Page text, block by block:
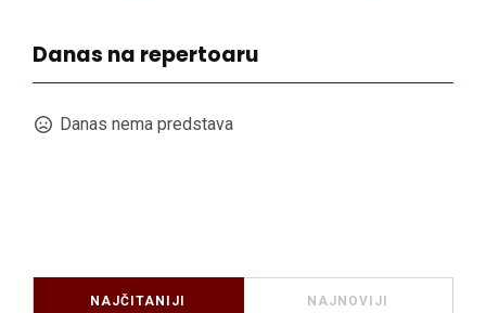
Danas na repertoaru
Danas nema predstava
NAJČITANIJI NAJNOVIJI